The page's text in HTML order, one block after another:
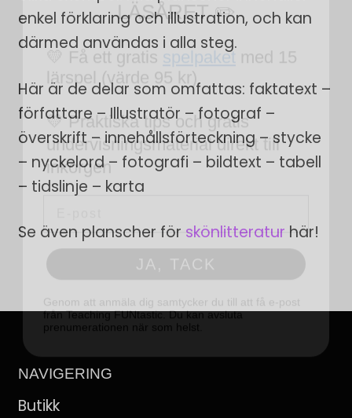
enkel förklaring och illustration, och kan
därmed användas i alla steg.
Här är de delar som omfattas: faktatext –
författare – Illustratör – fotograf –
överskrift – innehållsförteckning – stycke
– nyckelord – fotografi – bildtext – tabell
– tidslinje – karta
Se även planscher för skönlitteratur här!
NAVIGERING
Butikk
💛 Få ett gratisspelpaket med 15
lärspel (värde 95 kr)
💛 Praktiska tips och gratis
undervisningsmaterial direkt till
inkorgen
Email
Genom att anmäla dig samtycker du till att få e-post
från Teaching FUNtastic. Du kan avsluta
prenumerationen när som helst.